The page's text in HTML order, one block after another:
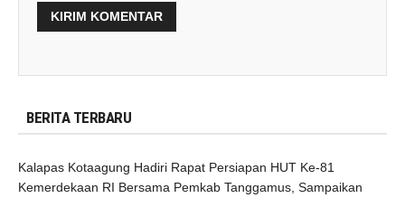
BERITA TERBARU
Kalapas Kotaagung Hadiri Rapat Persiapan HUT Ke-81
Kemerdekaan RI Bersama Pemkab Tanggamus, Sampaikan